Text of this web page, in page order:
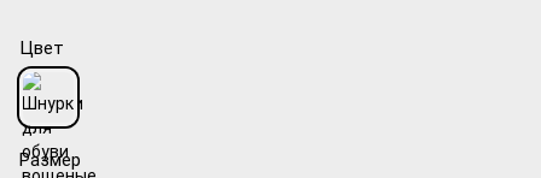
Цвет
Размер